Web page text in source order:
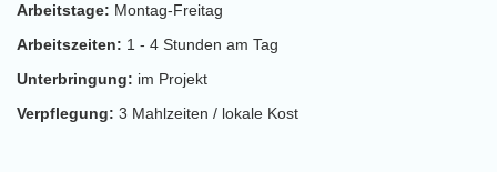
Arbeitstage: Montag-Freitag
Arbeitszeiten: 1 - 4 Stunden am Tag
Unterbringung: im Projekt
Verpflegung: 3 Mahlzeiten / lokale Kost